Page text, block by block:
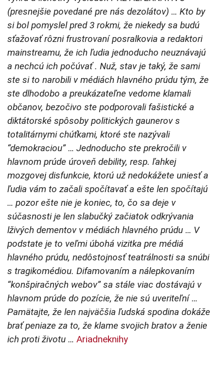
(presnejšie povedané pre nás dezolátov) … Kto by
si bol pomyslel pred 3 rokmi, že niekedy sa budú
sťažovať rôzni frustrovaní posralkovia a redaktori
mainstreamu, že ich ľudia jednoducho neuznávajú
a nechcú ich počúvať . Nuž, stav je taký, že sami
ste si to narobili v médiách hlavného prúdu tým, že
ste dlhodobo a preukázateľne vedome klamali
občanov, bezočivo ste podporovali fašistické a
diktátorské spôsoby politických gaunerov s
totalitárnymi chúťkami, ktoré ste nazývali
“demokraciou” … Jednoducho ste prekročili v
hlavnom prúde úroveň debility, resp. ľahkej
mozgovej disfunkcie, ktorú už nedokážete uniesť a
ľudia vám to začali spočítavať a ešte len spočítajú
… pozor ešte nie je koniec, to, čo sa deje v
súčasnosti je len slabučký začiatok odkrývania
lživých dementov v médiách hlavného prúdu … V
podstate je to veľmi úbohá vizitka pre médiá
hlavného prúdu, nedôstojnosť teatrálnosti sa snúbi
s tragikomédiou. Difamovaním a nálepkovaním
“konšpiračných webov” sa stále viac dostávajú v
hlavnom prúde do pozície, že nie sú uveriteľní …
Pamätajte, že len najväčšia ľudská spodina dokáže
brať peniaze za to, že klame svojich bratov a ženie
ich proti životu … Ariadneknihy